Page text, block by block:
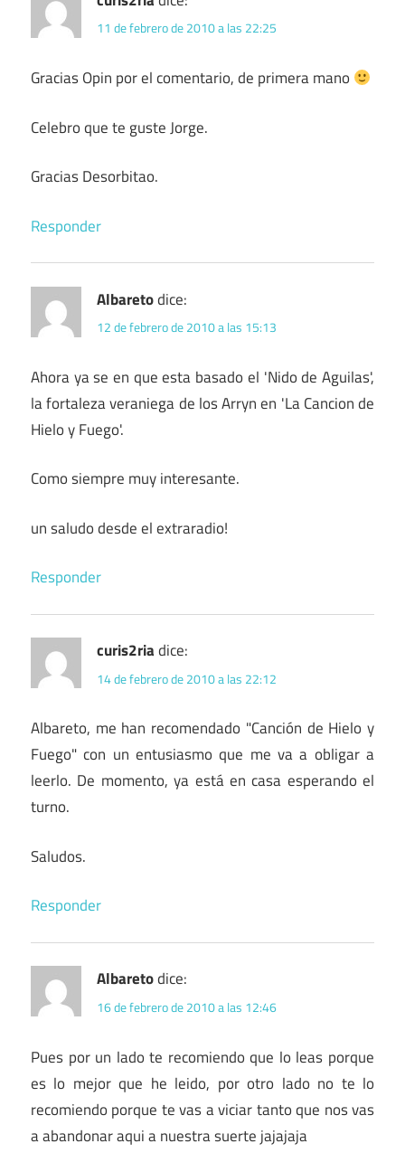
11 de febrero de 2010 a las 22:25
Gracias Opin por el comentario, de primera mano
Celebro que te guste Jorge.
Gracias Desorbitao.
Responder
Albaretodice:
12 de febrero de 2010 a las 15:13
Ahora ya se en que esta basado el 'Nido de Aguilas',
la fortaleza veraniega de los Arryn en 'La Cancion de
Hielo y Fuego'.
Como siempre muy interesante.
un saludo desde el extraradio!
Responder
curis2riadice:
14 de febrero de 2010 a las 22:12
Albareto, me han recomendado "Canción de Hielo y
Fuego" con un entusiasmo que me va a obligar a
leerlo. De momento, ya está en casa esperando el
turno.
Saludos.
Responder
Albaretodice:
16 de febrero de 2010 a las 12:46
Pues por un lado te recomiendo que lo leas porque
es lo mejor que he leido, por otro lado no te lo
recomiendo porque te vas a viciar tanto que nos vas
a abandonar aqui a nuestra suerte jajajaja